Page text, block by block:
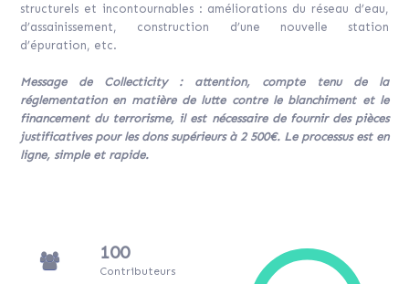
structurels et incontournables : améliorations du réseau d’eau,
d’assainissement, construction d’une nouvelle station
d’épuration, etc.
Message de Collecticity : attention, compte tenu de la
réglementation en matière de lutte contre le blanchiment et le
financement du terrorisme, il est nécessaire de fournir des pièces
justificatives pour les dons supérieurs à 2 500€. Le processus est en
ligne, simple et rapide.
100
Contributeurs